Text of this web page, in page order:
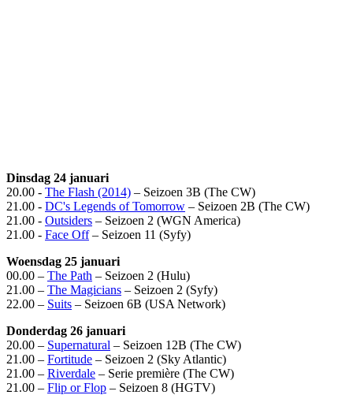
Dinsdag 24 januari
20.00 - The Flash (2014) – Seizoen 3B (The CW)
21.00 - DC's Legends of Tomorrow – Seizoen 2B (The CW)
21.00 - Outsiders – Seizoen 2 (WGN America)
21.00 - Face Off– Seizoen 11 (Syfy)
Woensdag 25 januari
00.00 – The Path – Seizoen 2 (Hulu)
21.00 – The Magicians – Seizoen 2 (Syfy)
22.00 – Suits – Seizoen 6B (USA Network)
Donderdag 26 januari
20.00 – Supernatural – Seizoen 12B (The CW)
21.00 – Fortitude – Seizoen 2 (Sky Atlantic)
21.00 – Riverdale – Serie première (The CW)
21.00 – Flip or Flop – Seizoen 8 (HGTV)